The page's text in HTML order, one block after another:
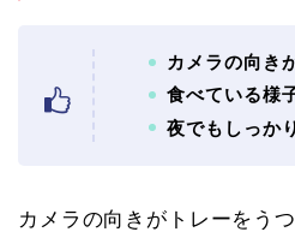
カメラの向き
食べている様
夜でもしっか
カメラの向きがトレーをう